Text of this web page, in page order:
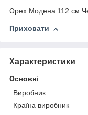
Орех Модена 112 см
Приховати
Характеристики
Основні
Виробник
Країна виробник